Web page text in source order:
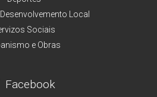
Local
Sociais
e Obras